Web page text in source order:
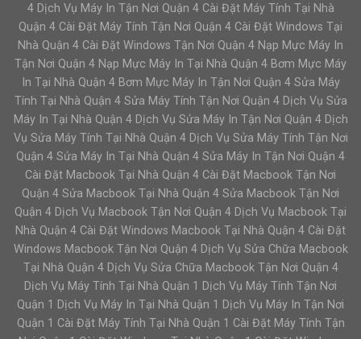
4 Dịch Vụ Máy In Tận Nơi Quận 4 Cài Đặt Máy Tính Tại Nhà
Quận 4 Cài Đặt Máy Tính Tận Nơi Quận 4 Cài Đặt Windows Tại
Nhà Quận 4 Cài Đặt Windows Tận Nơi Quận 4 Nạp Mực Máy In
Tận Nơi Quận 4 Nạp Mực Máy In Tại Nhà Quận 4 Bơm Mực Máy
In Tại Nhà Quận 4 Bơm Mực Máy In Tận Nơi Quận 4 Sửa Máy
Tính Tại Nhà Quận 4 Sửa Máy Tính Tận Nơi Quận 4 Dịch Vụ Sửa
Máy In Tại Nhà Quận 4 Dịch Vụ Sửa Máy In Tận Nơi Quận 4 Dịch
Vụ Sửa Máy Tính Tại Nhà Quận 4 Dịch Vụ Sửa Máy Tính Tận Nơi
Quận 4 Sửa Máy In Tại Nhà Quận 4 Sửa Máy In Tận Nơi Quận 4
Cài Đặt Macbook Tại Nhà Quận 4 Cài Đặt Macbook Tận Nơi
Quận 4 Sửa Macbook Tại Nhà Quận 4 Sửa Macbook Tận Nơi
Quận 4 Dịch Vụ Macbook Tận Nơi Quận 4 Dịch Vụ Macbook Tại
Nhà Quận 4 Cài Đặt Windows Macbook Tại Nhà Quận 4 Cài Đặt
Windows Macbook Tận Nơi Quận 4 Dịch Vụ Sửa Chữa Macbook
Tại Nhà Quận 4 Dịch Vụ Sửa Chữa Macbook Tận Nơi Quận 4
Dịch Vụ Máy Tính Tại Nhà Quận 1 Dịch Vụ Máy Tính Tận Nơi
Quận 1 Dịch Vụ Máy In Tại Nhà Quận 1 Dịch Vụ Máy In Tận Nơi
Quận 1 Cài Đặt Máy Tính Tại Nhà Quận 1 Cài Đặt Máy Tính Tận